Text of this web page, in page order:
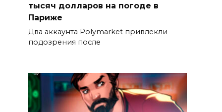
тысяч долларов на погоде в
Париже
Два аккаунта Polymarket привлекли
подозрения после